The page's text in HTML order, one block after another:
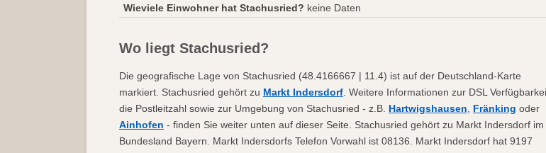
Wieviele Einwohner hat Stachusried? keine Daten
Wo liegt Stachusried?
Die geografische Lage von Stachusried (48.4166667 | 11.4) ist auf der Deutschland-Karte
markiert. Stachusried gehört zu Markt Indersdorf . Weitere Informationen zur DSL
die Postleitzahl sowie zur Umgebung von Stachusried - z.B. Hartwigshausen Fränking oder
Ainhofen - finden Sie weiter unten auf dieser Seite. Stachusried gehört zu Markt Indersdorf im
Bundesland Bayern. Markt Indersdorfs Telefon Vorwahl ist 08136. Markt Indersdorf hat 9197